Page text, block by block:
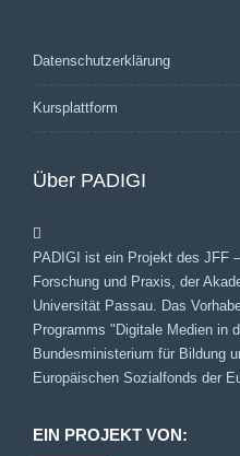
Datenschutzerklärung
Kursplattform
Über PADIGI
PADIGI ist ein Projekt des JFF
Forschung und Praxis, der
Universität Passau. Das
Programms "Digitale Medien in
Bundesministerium für Bildung
Europäischen Sozialfonds der
EIN PROJEKT VON: